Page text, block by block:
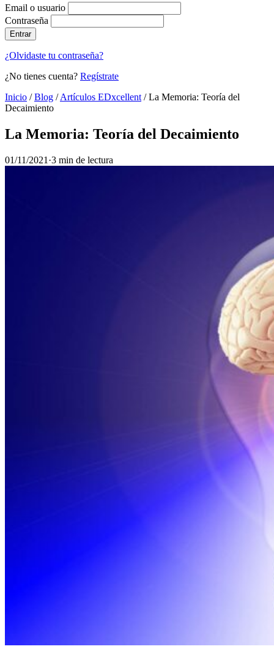
Email o usuario
Contraseña
Entrar
¿Olvidaste tu contraseña?
¿No tienes cuenta? Regístrate
Inicio / Blog / Artículos EDxcellent /La Memoria: Teoría del
Decaimiento
La Memoria: Teoría del Decaimiento
01/11/2021 ·3 min de lectura